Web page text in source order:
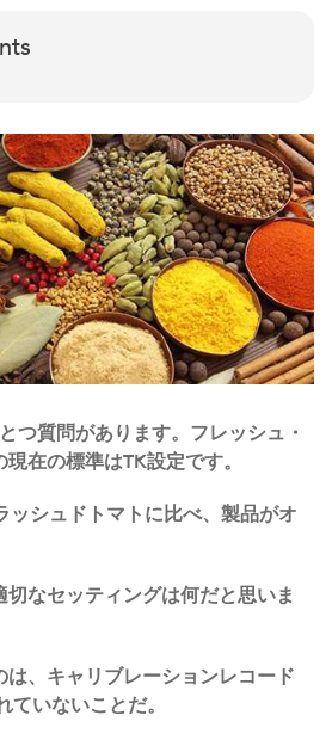
つ質問があります。フレッシュ・
在の標準はTK設定です。
ッシュドトマトに比べ、製品がオ
なセッティングは何だと思いま
は、キャリブレーションレコード
いないことだ。